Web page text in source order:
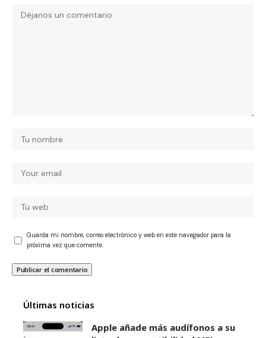
Guarda mi nombre, correo electrónico y web en este navegador para la
próxima vez que comente.
Últimas noticias
Apple añade más audífonos a su